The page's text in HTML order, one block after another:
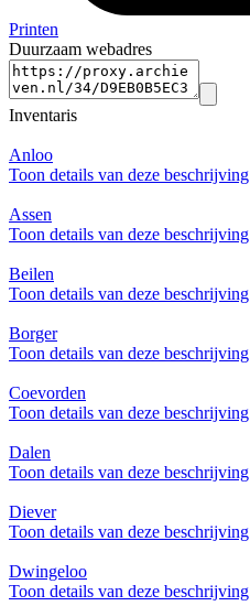
Printen
Duurzaam webadres
Inventaris
Anloo
Toon details van deze beschrijving
Assen
Toon details van deze beschrijving
Beilen
Toon details van deze beschrijving
Borger
Toon details van deze beschrijving
Coevorden
Toon details van deze beschrijving
Dalen
Toon details van deze beschrijving
Diever
Toon details van deze beschrijving
Dwingeloo
Toon details van deze beschrijving